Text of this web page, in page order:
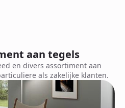
aan tegels
en divers assortiment aan
als zakelijke klanten.